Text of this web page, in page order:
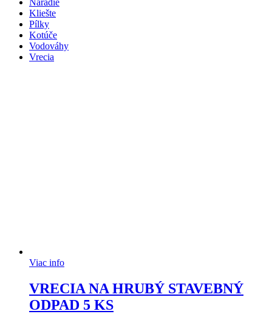
Náradie
Kliešte
Pílky
Kotúče
Vodováhy
Vrecia
Viac info
VRECIA NA HRUBÝ STAVEBNÝ
ODPAD 5 KS